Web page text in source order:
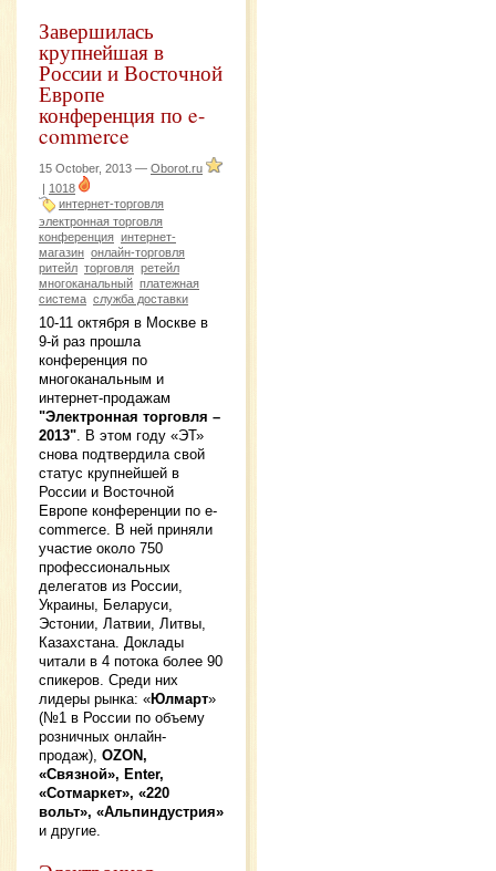
Завершилась
крупнейшая в
России и Восточной
Европе
конференция по e-
commerce
15 October, 2013 — Oborot.ru
| 1018
интернет-торговля
электронная торговля
конференция интернет-
магазин онлайн-торговля
ритейл торговля ретейл
многоканальный платежная
система служба доставки
10-11 октября в Москве в
9-й раз прошла
конференция по
многоканальным и
интернет-продажам
"Электронная торговля –
2013". В этом году «ЭТ»
снова подтвердила свой
статус крупнейшей в
России и Восточной
Европе конференции по e-
commerce. В ней приняли
участие около 750
профессиональных
делегатов из России,
Украины, Беларуси,
Эстонии, Латвии, Литвы,
Казахстана. Доклады
читали в 4 потока более 90
спикеров. Среди них
лидеры рынка: «Юлмарт»
(№1 в России по объему
розничных онлайн-
продаж), OZON,
«Связной», Enter,
«Сотмаркет», «220
вольт», «Альпиндустрия»
и другие.